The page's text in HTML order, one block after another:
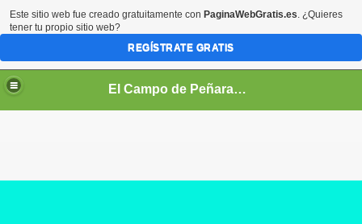
El Campo de Peñaranda (Salamanca)
Este sitio web fue creado gratuitamente con PaginaWebGratis.es. ¿Quieres
tener tu propio sitio web?
REGÍSTRATE GRATIS